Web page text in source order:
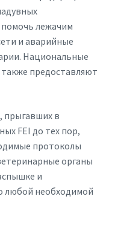
лежачим
и аварийные
Национальные
предоставляют
прыгавших в
FEI до тех пор,
протоколы
органы
и
любой необходимой